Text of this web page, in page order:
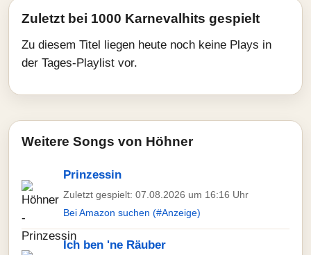
Zuletzt bei 1000 Karnevalhits gespielt
Zu diesem Titel liegen heute noch keine Plays in
der Tages-Playlist vor.
Weitere Songs von Höhner
Prinzessin
Zuletzt gespielt: 07.08.2026 um 16:16 Uhr
Bei Amazon suchen (#Anzeige)
Ich ben 'ne Räuber